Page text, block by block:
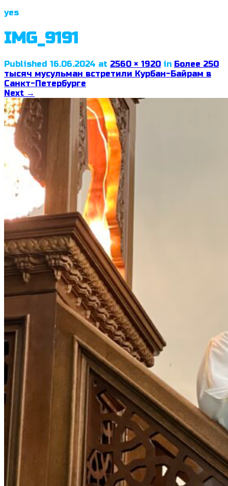
yes
IMG_9191
Published 16.06.2024 at 2560 × 1920 in Более 250
тысяч мусульман встретили Курбан-Байрам в
Санкт-Петербурге
Next →